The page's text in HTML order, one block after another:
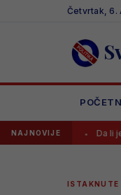
Četvrtak, 6.
NAJNOVIJEDa li je ovo
ISTAKNUTE